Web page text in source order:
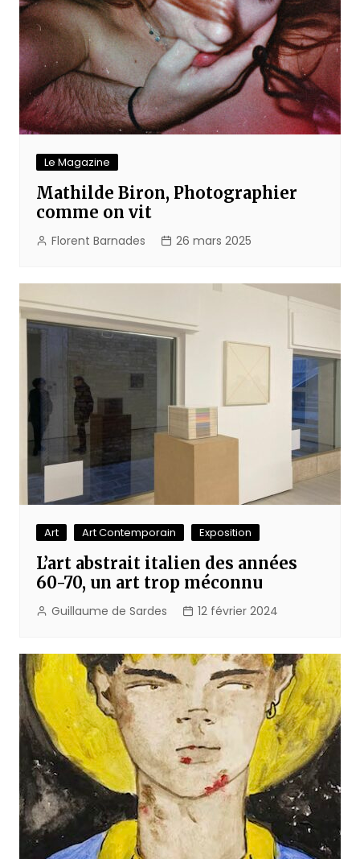
Le Magazine
Mathilde Biron, Photographier
comme on vit
Florent Barnades 26 mars 2025
Art Art Contemporain Exposition
L’art abstrait italien des années
60-70, un art trop méconnu
Guillaume de Sardes 12 février 2024